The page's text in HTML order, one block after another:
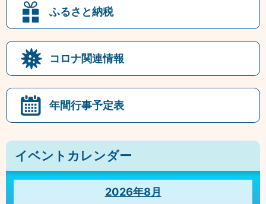
ふるさと納税
コロナ関連情報
年間行事予定表
イベントカレンダー
2026年8月